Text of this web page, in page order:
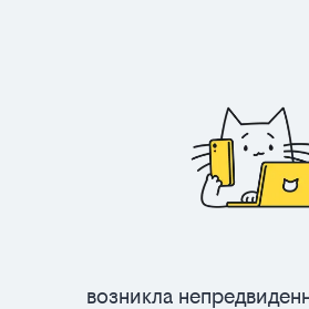
Возникла